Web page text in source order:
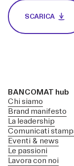
SCARICA
BANCOMAT hub
Chi siamo
Brand manifesto
La leadership
Comunicati
Eventi & news
Le passioni
Lavora con noi